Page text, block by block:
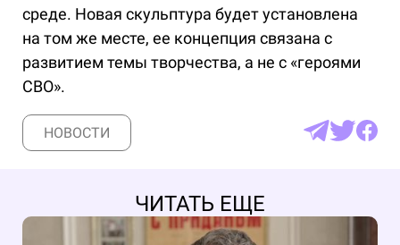
среде. Новая скульптура будет установлена
на том же месте, ее концепция связана с
развитием темы творчества, а не с «героями
СВО».
НОВОСТИ
ЧИТАТЬ ЕЩЕ